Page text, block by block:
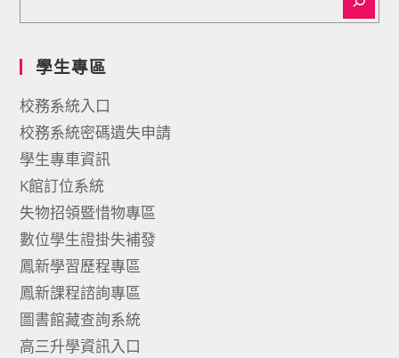
學生專區
校務系統入口
校務系統密碼遺失申請
學生專車資訊
K館訂位系統
失物招領暨惜物專區
數位學生證掛失補發
鳳新學習歷程專區
鳳新課程諮詢專區
圖書館藏查詢系統
高三升學資訊入口